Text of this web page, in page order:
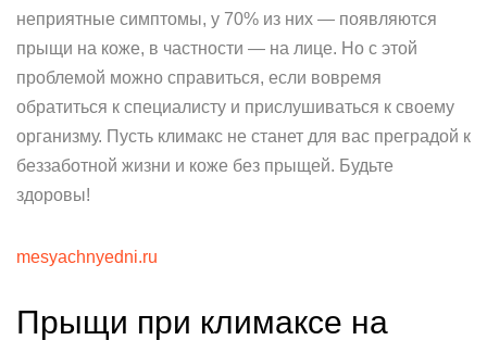
неприятные симптомы, у 70% из них — появляются
прыщи на коже, в частности — на лице. Но с этой
проблемой можно справиться, если вовремя
обратиться к специалисту и прислушиваться к своему
организму. Пусть климакс не станет для вас преградой к
беззаботной жизни и коже без прыщей. Будьте
здоровы!
mesyachnyedni.ru
Прыщи при климаксе на